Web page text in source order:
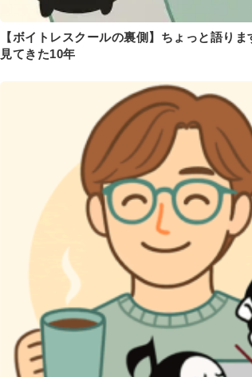
【ボイトレスクールの裏側】ちょっと語り
見てきた10年